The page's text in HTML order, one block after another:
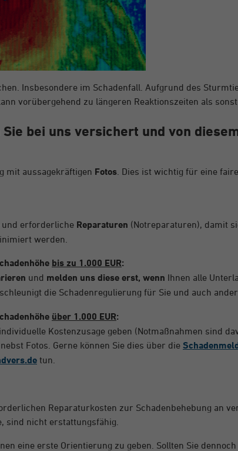
Insbesondere im Schadenfall. Aufgrund des
vorübergehend zu längeren Reaktionszeiten als
Sie bei uns versichert und von
mit aussagekräftigen Fotos . Dies ist wichtig für eine
und erforderliche Reparaturen (Notreparaturen), damit
werden.
bis zu 1.000 EUR:
und melden uns diese erst, wenn Ihnen alle
die Schadenregulierung für Sie und auch
über 1.000 EUR:
Kostenzusage geben (Notmaßnahmen sind
Fotos. Gerne können Sie dies über die
tun.
Reparaturkosten zur Schadenbehebung an
sind nicht erstattungsfähig.
eine erste Orientierung zu geben. Sollten Sie